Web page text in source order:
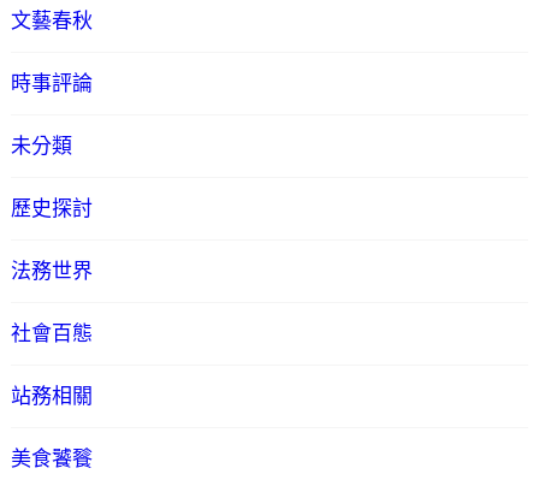
文藝春秋
時事評論
未分類
歷史探討
法務世界
社會百態
站務相關
美食饕餮